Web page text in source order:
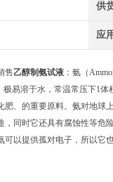
供
应
售乙醇制氨试液 ：氨（
易溶于水，常温常压下1
、的重要原料。氨对地
同时它还具有腐蚀性等危
以提供孤对电子，所以它